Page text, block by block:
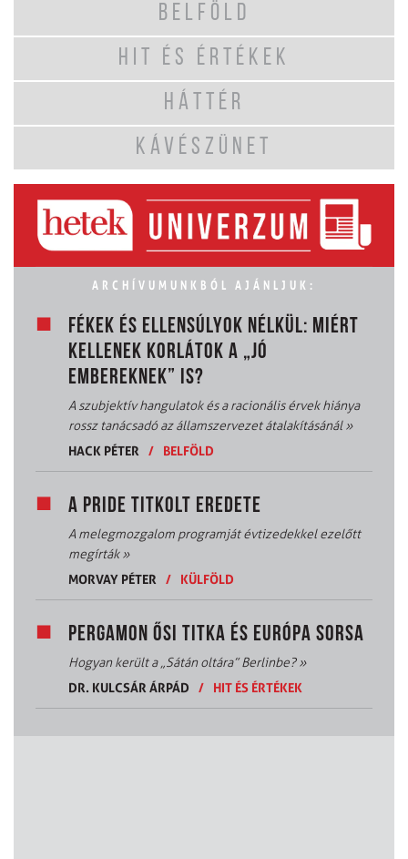
BELFÖLD
HIT ÉS ÉRTÉKEK
HÁTTÉR
KÁVÉSZÜNET
ARCHÍVUMUNKBÓL AJÁNLJUK:
FÉKEK ÉS ELLENSÚLYOK NÉLKÜL: MIÉRT
KELLENEK KORLÁTOK A „JÓ
EMBEREKNEK” IS?
A szubjektív hangulatok és a racionális érvek hiánya
rossz tanácsadó az államszervezet átalakításánál»
HACK PÉTER
/ BELFÖLD
A PRIDE TITKOLT EREDETE
A melegmozgalom programját évtizedekkel ezelőtt
megírták»
MORVAY PÉTER
/ KÜLFÖLD
PERGAMON ŐSI TITKA ÉS EURÓPA SORSA
Hogyan került a „Sátán oltára” Berlinbe?»
DR. KULCSÁR ÁRPÁD
/ HIT ÉS ÉRTÉKEK